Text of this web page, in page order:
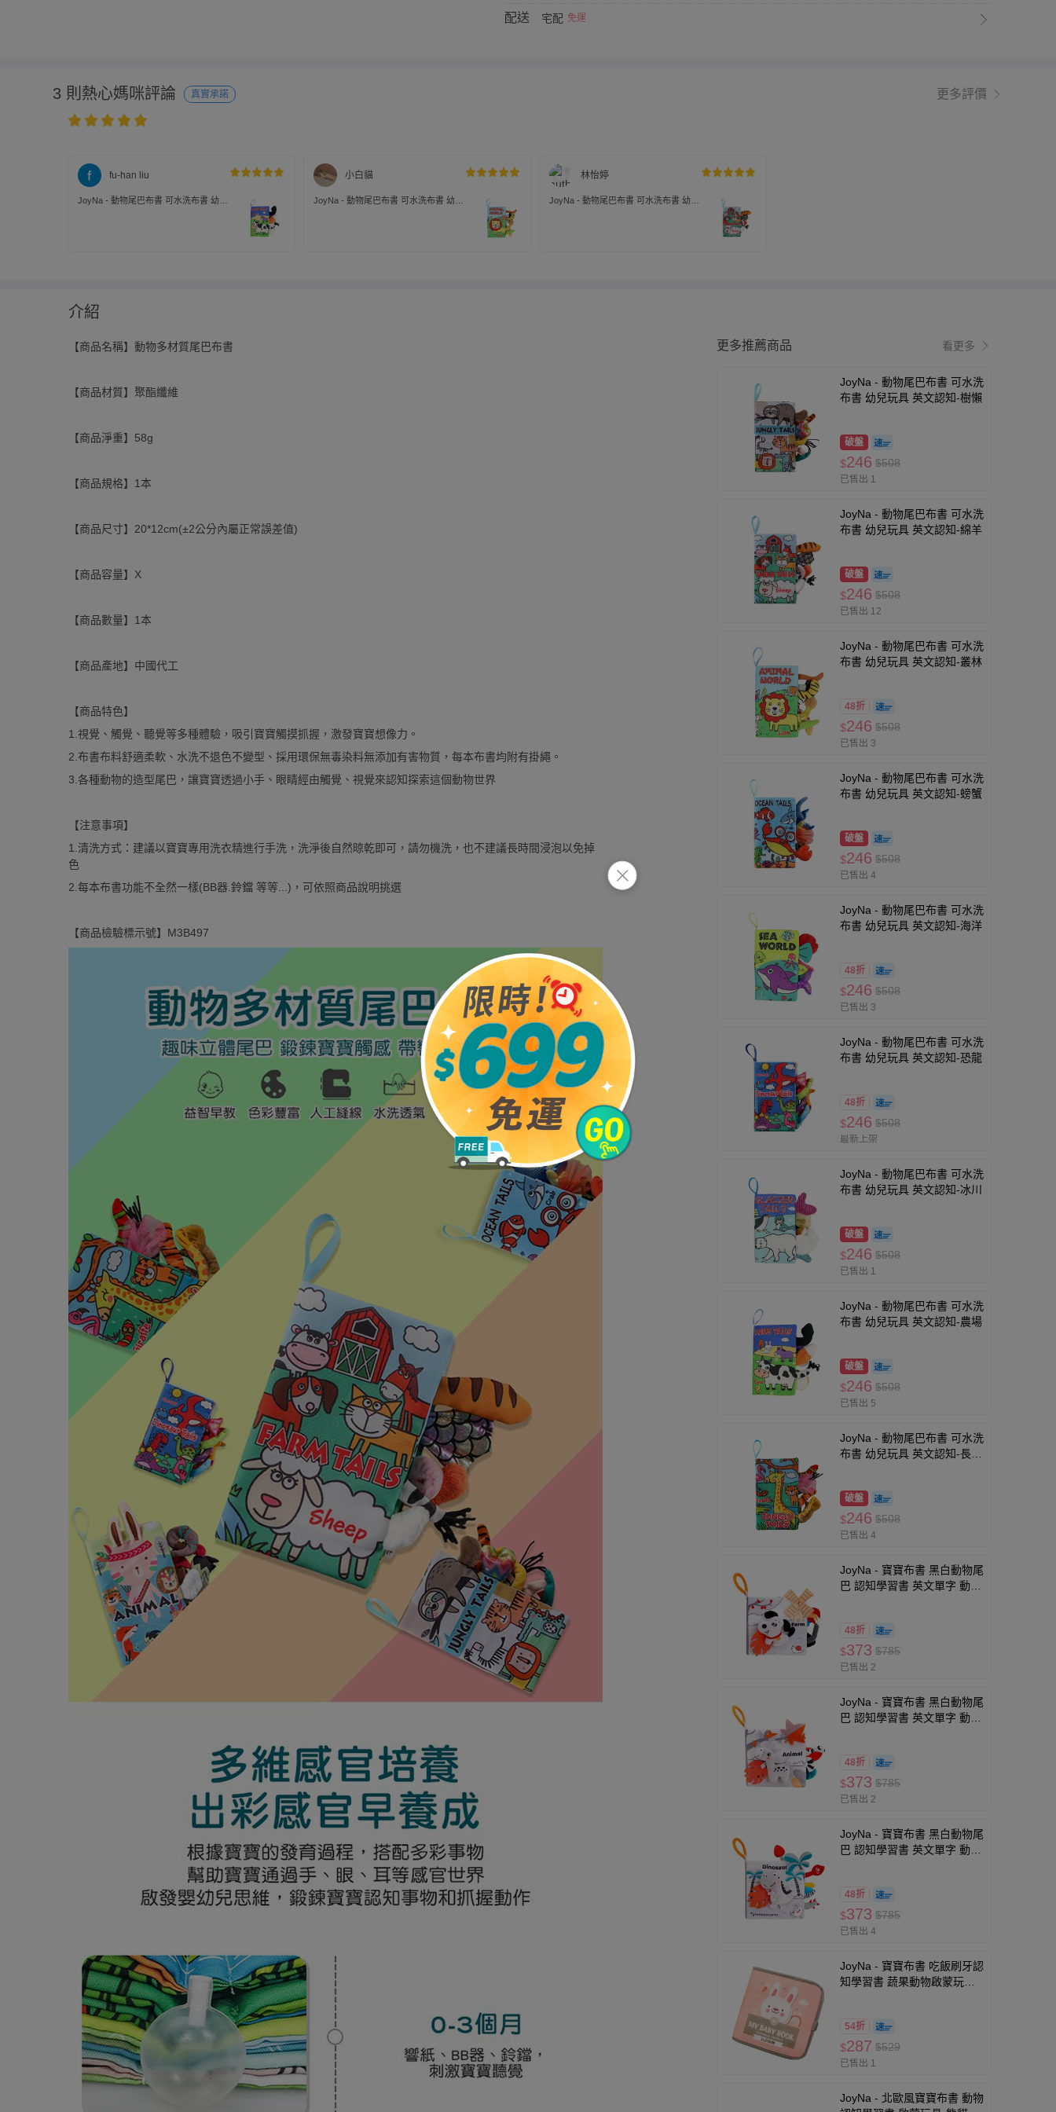
配送 宅配 免運
3 則熱心媽咪評論 真實承諾 更多評價
fu-han liu
JoyNa - 動物尾巴布書 可水洗布書 幼兒
小白貓
JoyNa - 動物尾巴布書 可水洗布書 幼兒
林怡婷
JoyNa - 動物尾巴布書 可水洗布書 幼兒
介紹
【商品名稱】動物多材質尾巴布書
【商品材質】聚酯纖維
【商品淨重】58g
【商品規格】1本
【商品尺寸】20*12cm(±2公分內屬正常誤差值)
【商品容量】X
【商品數量】1本
【商品產地】中國代工
【商品特色】
1.視覺、觸覺、聽覺等多種體驗，吸引寶寶觸摸抓握，激發寶寶想像力。
2.布書布料舒適柔軟、水洗不退色不變型、採用環保無毒染料無添加有害物質，每本布書均附有掛繩。
3.各種動物的造型尾巴，讓寶寶透過小手、眼睛經由觸覺、視覺來認知探索這個動物世界
【注意事項】
1.清洗方式：建議以寶寶專用洗衣精進行手洗，洗淨後自然晾乾即可，請勿機洗，也不建議長時間浸泡以免掉
色
2.每本布書功能不全然一樣(BB器.鈴鐺 等等...)，可依照商品說明挑選
【商品檢驗標示號】M3B497
更多推薦商品 看更多
JoyNa - 動物尾巴布書 可水洗
布書 幼兒玩具 英文認知-樹懶
破盤
$246 $508
已售出 1
JoyNa - 動物尾巴布書 可水洗
布書 幼兒玩具 英文認知-綿羊
破盤
$246 $508
已售出 12
JoyNa - 動物尾巴布書 可水洗
布書 幼兒玩具 英文認知-叢林
48折
$246 $508
已售出 3
JoyNa - 動物尾巴布書 可水洗
布書 幼兒玩具 英文認知-螃蟹
破盤
$246 $508
已售出 4
JoyNa - 動物尾巴布書 可水洗
布書 幼兒玩具 英文認知-海洋
48折
$246 $508
已售出 3
JoyNa - 動物尾巴布書 可水洗
布書 幼兒玩具 英文認知-恐龍
48折
$246 $508
最新上架
JoyNa - 動物尾巴布書 可水洗
布書 幼兒玩具 英文認知-冰川
破盤
$246 $508
已售出 1
JoyNa - 動物尾巴布書 可水洗
布書 幼兒玩具 英文認知-農場
破盤
$246 $508
已售出 5
JoyNa - 動物尾巴布書 可水洗
布書 幼兒玩具 英文認知-長頸
破盤
$246 $508
已售出 4
JoyNa - 寶寶布書 黑白動物尾
巴 認知學習書 英文單字 動物
48折
$373 $785
已售出 2
JoyNa - 寶寶布書 黑白動物尾
巴 認知學習書 英文單字 動物
48折
$373 $785
已售出 2
JoyNa - 寶寶布書 黑白動物尾
巴 認知學習書 英文單字 動物
48折
$373 $785
已售出 4
JoyNa - 寶寶布書 吃飯刷牙認
知學習書 蔬果動物啟蒙玩具-
54折
$287 $529
已售出 1
JoyNa - 北歐風寶寶布書 動物